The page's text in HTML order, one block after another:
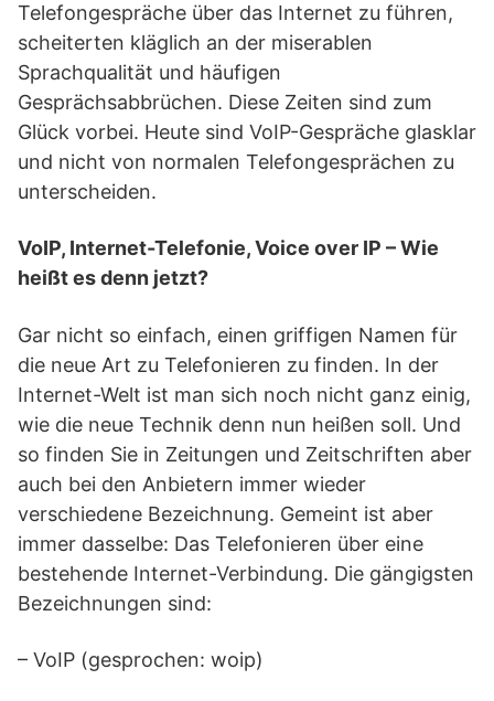
Telefongespräche über das Internet zu führen,
scheiterten kläglich an der miserablen
Sprachqualität und häufigen
Gesprächsabbrüchen. Diese Zeiten sind zum
Glück vorbei. Heute sind VoIP-Gespräche glasklar
und nicht von normalen Telefongesprächen zu
unterscheiden.
VoIP, Internet-Telefonie, Voice over IP – Wie
heißt es denn jetzt?
Gar nicht so einfach, einen griffigen Namen für
die neue Art zu Telefonieren zu finden. In der
Internet-Welt ist man sich noch nicht ganz einig,
wie die neue Technik denn nun heißen soll. Und
so finden Sie in Zeitungen und Zeitschriften aber
auch bei den Anbietern immer wieder
verschiedene Bezeichnung. Gemeint ist aber
immer dasselbe: Das Telefonieren über eine
bestehende Internet-Verbindung. Die gängigsten
Bezeichnungen sind:
– VoIP (gesprochen: woip)